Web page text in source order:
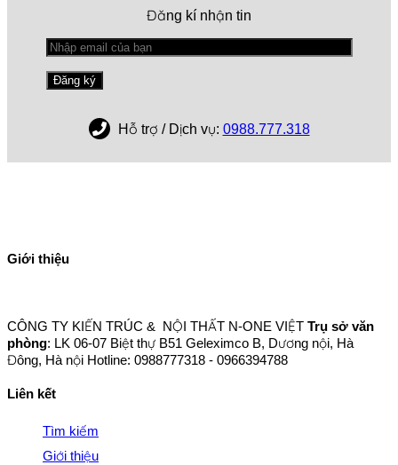
Đăng kí nhận tin
Hỗ trợ / Dịch vụ: 0988.777.318
Giới thiệu
CÔNG TY KIẾN TRÚC & NỘI THẤT N-ONE VIỆT Trụ sở văn
phòng: LK 06-07 Biệt thự B51 Geleximco B, Dương nội, Hà
Đông, Hà nội Hotline: 0988777318 - 0966394788
Liên kết
Tìm kiếm
Giới thiệu